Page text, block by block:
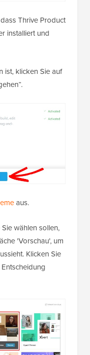
Thrive Product
installiert und
ist, klicken Sie auf
aus.
wählen sollen,
'Vorschau', um
Klicken Sie